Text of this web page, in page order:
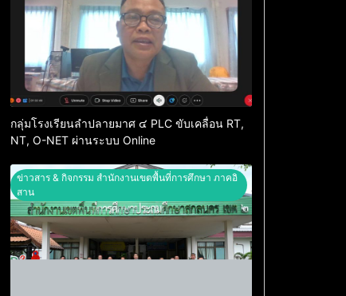
กลุ่มโรงเรียนลำปลายมาศ ๔ PLC ขับเคลื่อน RT,
NT, O-NET ผ่านระบบ Online
ข่าวสาร & กิจกรรม สำนักงานเขตพื้นที่การศึกษา ภาคอิ
สาน